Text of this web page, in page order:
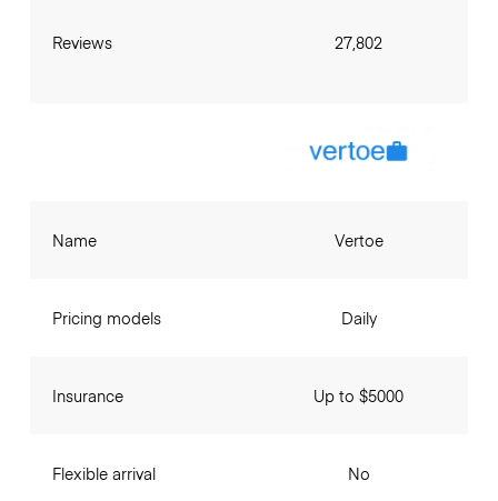
Reviews 27,802
Name
Pricing models
Insurance
Flexible arrival
Vertoe
Daily
Up to $5000
No